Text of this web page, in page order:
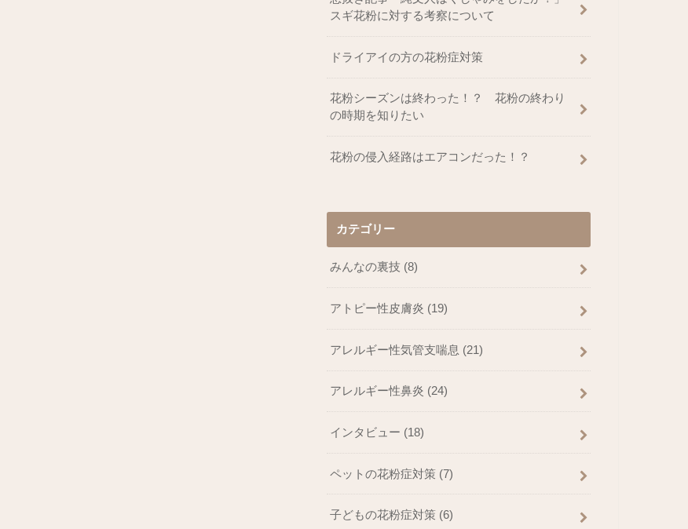
スギ花粉に対する考察について
ドライアイの方の花粉症対策
花粉シーズンは終わった！？ 花粉の終わり
の時期を知りたい
花粉の侵入経路はエアコンだった！？
カテゴリー
みんなの裏技 (8)
アトピー性皮膚炎 (19)
アレルギー性気管支喘息 (21)
アレルギー性鼻炎 (24)
インタビュー (18)
ペットの花粉症対策 (7)
子どもの花粉症対策 (6)